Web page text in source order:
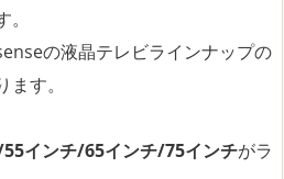
の液晶テレビラインナップの
す。
インチ/65インチ/75インチがラ